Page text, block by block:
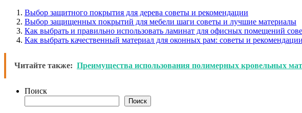
Выбор защитного покрытия для дерева советы и рекомендации
Выбор защищенных покрытий для мебели шаги советы и лучшие материалы
Как выбрать и правильно использовать ламинат для офисных помещений
Как выбрать качественный материал для оконных рам: советы и рекомендации
Читайте также: Преимущества использования полимерных кровельных
Поиск
Поиск